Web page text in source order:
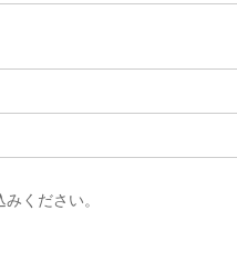
ください。